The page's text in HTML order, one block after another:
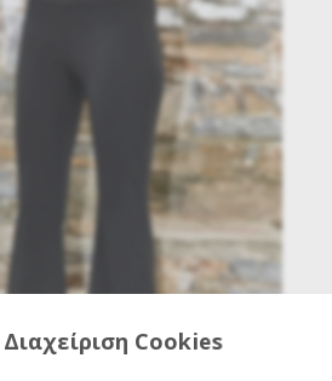
Διαχείριση Cookies